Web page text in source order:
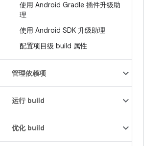
使用 Android Gradle 插件升级助
理
使用 Android SDK 升级助理
配置项目级 build 属性
管理依赖项
运行 build
优化 build